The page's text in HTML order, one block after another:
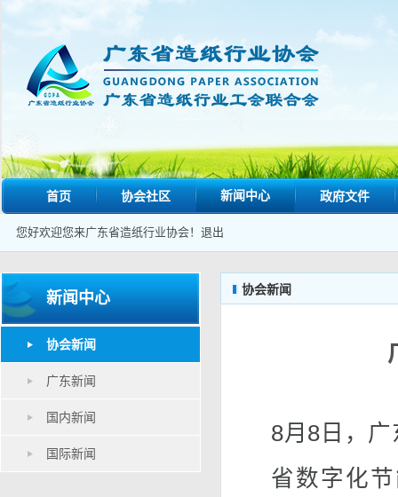
首页 协会社区 新闻中心 政府文件
您好欢迎您来广东省造纸行业协会！ 退出
新闻中心
协会新闻
广东新闻
国内新闻
国际新闻
协会新闻
8月8日，
省数字化